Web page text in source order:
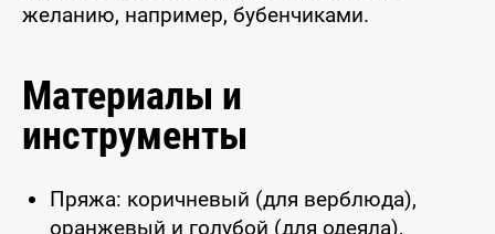
желанию, например, бубенчиками.
Материалы и
инструменты
Пряжа: коричневый (для верблюда),
оранжевый и голубой (для одеяла),